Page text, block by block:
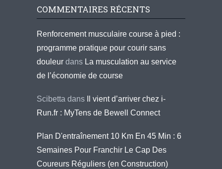
COMMENTAIRES RÉCENTS
Renforcement musculaire course à pied :
programme pratique pour courir sans
douleur dans La musculation au service
de l’économie de course
Scibetta dans
Il vient d’arriver chez i-
Run.fr : MyTens de Bewell Connect
Plan D'entraînement 10 Km En 45 Min : 6
Semaines Pour Franchir Le Cap Des
Coureurs Réguliers (en Construction)